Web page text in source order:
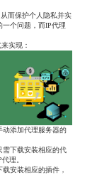
而保护个人隐私并实
个问题，而IP代理
实现：
动添加代理服务器的
需下载安装相应的代
理。
安装相应的插件，